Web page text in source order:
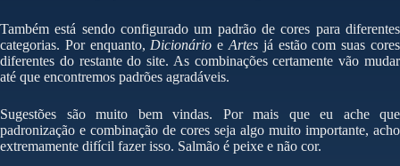
Também está sendo configurado um padrão de cores para diferentes
categorias. Por enquanto, Dicionário eArtes já estão com suas cores
diferentes do restante do site. As combinações certamente vão mudar
até que encontremos padrões agradáveis.
Sugestões são muito bem vindas. Por mais que eu ache que
padronização e combinação de cores seja algo muito importante, acho
extremamente difícil fazer isso. Salmão é peixe e não cor.